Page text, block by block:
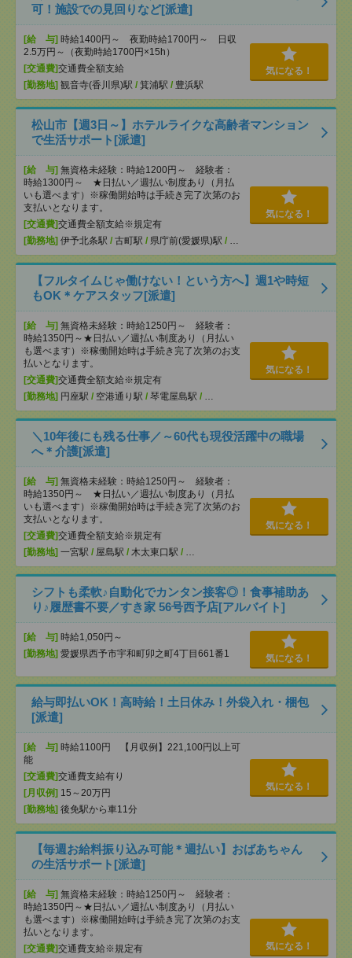
可！施設での見回りなど[派遣]
[給 与] 時給1400円～ 夜勤時給1700円～ 日収
2.5万円～（夜勤時給1700円×15h）
[交通費]交通費全額支給
[勤務地] 観音寺(香川県)駅 / 箕浦駅 / 豊浜駅
気になる！
松山市【週3日～】ホテルライクな高齢者マンション
で生活サポート[派遣]
[給 与] 無資格未経験：時給1200円～ 経験者：
時給1300円～ ★日払い／週払い制度あり（月払
いも選べます）※稼働開始時は手続き完了次第のお
支払いとなります。
[交通費]交通費全額支給※規定有
[勤務地] 伊予北条駅 / 古町駅 / 県庁前(愛媛県)駅 /
気になる！
【フルタイムじゃ働けない！という方へ】週1や時短
もOK＊ケアスタッフ[派遣]
[給 与] 無資格未経験：時給1250円～ 経験者：
時給1350円～★日払い／週払い制度あり（月払い
も選べます）※稼働開始時は手続き完了次第のお支
払いとなります。
[交通費]交通費全額支給※規定有
[勤務地] 円座駅 / 空港通り駅 / 琴電屋島駅 /
気になる！
＼10年後にも残る仕事／～60代も現役活躍中の職場
へ＊介護[派遣]
[給 与] 無資格未経験：時給1250円～ 経験者：
時給1350円～ ★日払い／週払い制度あり（月払
いも選べます）※稼働開始時は手続き完了次第のお
支払いとなります。
[交通費]交通費全額支給※規定有
[勤務地] 一宮駅 / 屋島駅 / 木太東口駅 /
気になる！
シフトも柔軟♪自動化でカンタン接客◎！食事補助あ
り♪履歴書不要／すき家 56号西予店[アルバイト]
[給 与] 時給1,050円～
[勤務地] 愛媛県西予市宇和町卯之町4丁目661番1 気になる！
給与即払いOK！高時給！土日休み！外袋入れ・梱包
[派遣]
[給 与] 時給1100円 【月収例】221,100円以上可
能
[交通費]交通費支給有り
[月収例] 15～20万円
[勤務地] 後免駅から車11分
気になる！
【毎週お給料振り込み可能＊週払い】おばあちゃん
の生活サポート[派遣]
[給 与] 無資格未経験：時給1250円～ 経験者：
時給1350円～★日払い／週払い制度あり（月払い
も選べます）※稼働開始時は手続き完了次第のお支
払いとなります。
[交通費]交通費支給※規定有
気になる！